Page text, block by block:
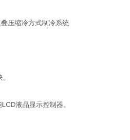
压缩冷方式制冷系统
液晶显示控制器。